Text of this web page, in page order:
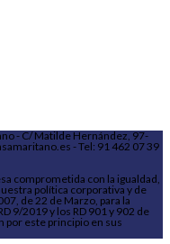
- C/ Matilde Hernández, 97-
- Tel: 91 462 07 39
comprometida con la igualdad,
política corporativa y de
de 22 de Marzo, para la
9/2019 y los RD 901 y 902 de
por este principio en sus